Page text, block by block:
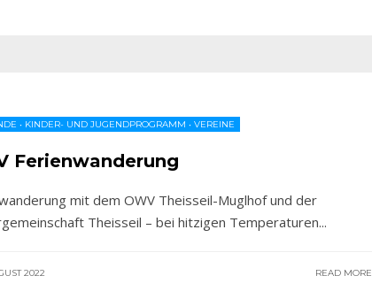
• KINDER- UND JUGENDPROGRAMM • VEREINE
Ferienwanderung
mit dem OWV Theisseil-Muglhof und der
Theisseil – bei hitzigen Temperaturen...
2022 READ MORE